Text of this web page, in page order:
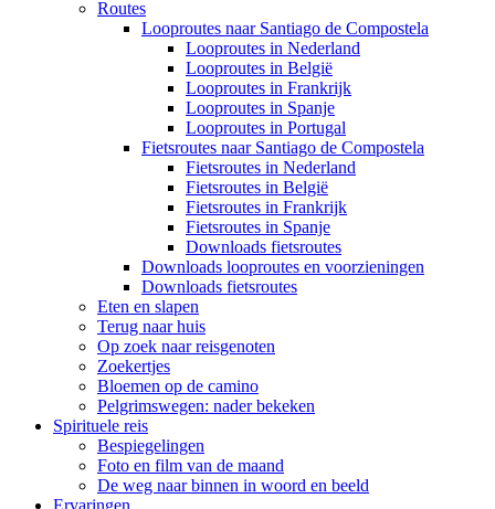
Routes
Looproutes naar Santiago de Compostela
Looproutes in Nederland
Looproutes in België
Looproutes in Frankrijk
Looproutes in Spanje
Looproutes in Portugal
Fietsroutes naar Santiago de Compostela
Fietsroutes in Nederland
Fietsroutes in België
Fietsroutes in Frankrijk
Fietsroutes in Spanje
Downloads fietsroutes
Downloads looproutes en voorzieningen
Downloads fietsroutes
Eten en slapen
Terug naar huis
Op zoek naar reisgenoten
Zoekertjes
Bloemen op de camino
Pelgrimswegen: nader bekeken
Spirituele reis
Bespiegelingen
Foto en film van de maand
De weg naar binnen in woord en beeld
Ervaringen